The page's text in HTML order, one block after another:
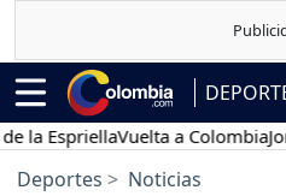
Vuelta a ColombiaJorge
Deportes Noticias